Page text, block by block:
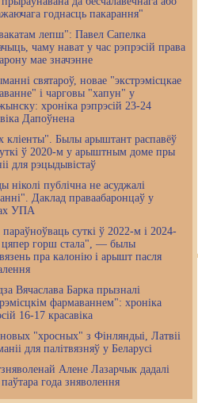
годнасць пакарання"
лепш": Павел Сапелка
чаму нават у час рэпрэсій права
мае значэнне
святароў, новае "экстрэмісцкае
і чарговы "хапун" у
хроніка рэпрэсій 23-24
Дапоўнена
кліенты". Былы арыштант распавёў
ў 2020-м у арыштным доме пры
для рэцыдывістаў
ніколі публічна не асуджалі
Даклад праваабаронцаў у
УПА
параўноўваць суткі ў 2022-м і 2024-
горш стала", — былы
пра калонію і арышт пасля
Вячаслава Барка прызналі
фармаваннем": хроніка
16-17 красавіка
"хросных" з Фінляндыі, Латвіі
для палітвязняў у Беларусі
Алене Лазарчык дадалі
года зняволення